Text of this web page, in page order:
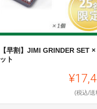
【早割】JIMI GRINDER SET
ット
(税込/送